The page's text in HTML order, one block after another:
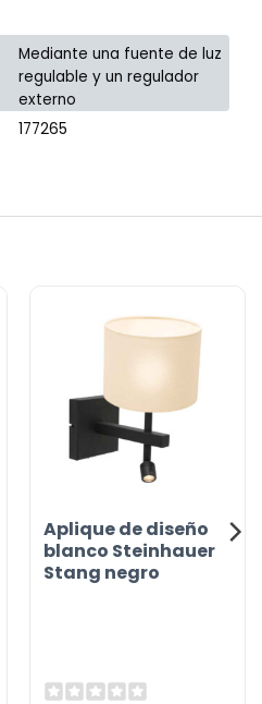
Mediante una fuente de luz
regulable y un regulador
externo
177265
Aplique de diseño
blanco Steinhauer
Stang negro